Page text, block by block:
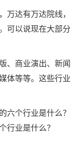
达有万达院线，
可以说现在大部分
商业演出、新闻
体等等。这些行业
个行业是什么？
行业是什么？